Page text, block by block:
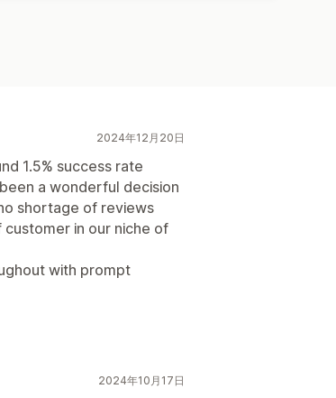
2024年12月20日
1.5% success rate
a wonderful decision
shortage of reviews
in our niche of
with prompt
2024年10月17日